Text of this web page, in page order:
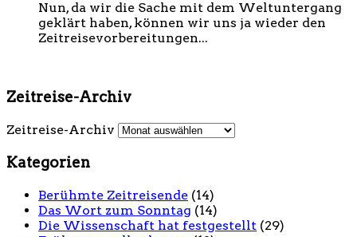
Nun, da wir die Sache mit dem Weltuntergang
geklärt haben, können wir uns ja wieder den
Zeitreisevorbereitungen...
Zeitreise-Archiv
Zeitreise-Archiv
Kategorien
Berühmte Zeitreisende (14)
Das Wort zum Sonntag (14)
Die Wissenschaft hat festgestellt (29)